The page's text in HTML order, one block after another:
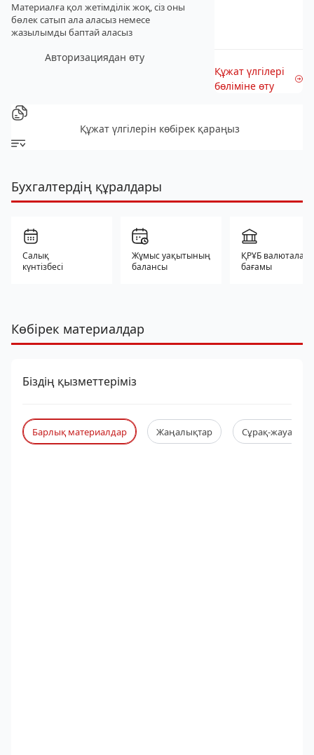
Материалға қол жетімділік жоқ, сіз оны
бөлек сатып ала аласыз немесе
жазылымды баптай аласыз
Авторизациядан өту
Құжат үлгілері
бөліміне өту
Құжат үлгілерін көбірек қараңыз
Бухгалтердің құралдары
Салық
күнтізбесі
Жұмыс уақытының
балансы
ҚРҰБ валюталар
бағамы
Көбірек материалдар
Біздің қызметтеріміз
Барлық материалдар Жаңалықтар Сұрақ-жауап